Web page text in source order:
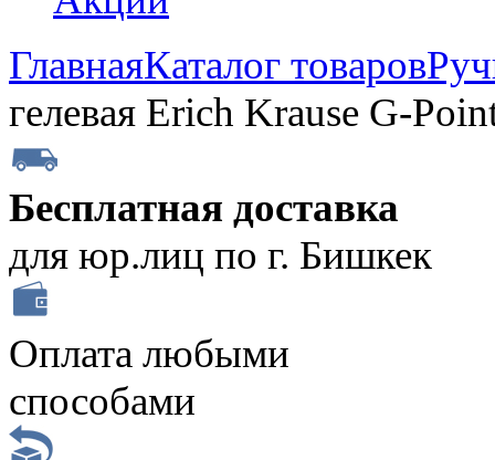
ГлавнаяКаталог товаров
гелевая Erich Krause G-
Бесплатная доставка
для юр.лиц по г. Бишкек
Оплата любыми
способами